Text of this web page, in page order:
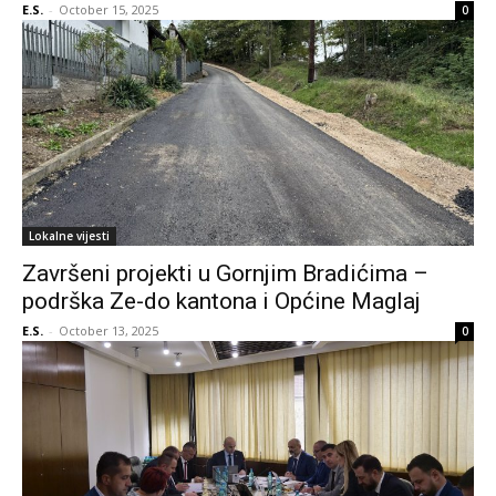
E.S. - October 15, 2025 0
Lokalne vijesti
Završeni projekti u Gornjim Bradićima –
podrška Ze-do kantona i Općine Maglaj
E.S. - October 13, 2025 0